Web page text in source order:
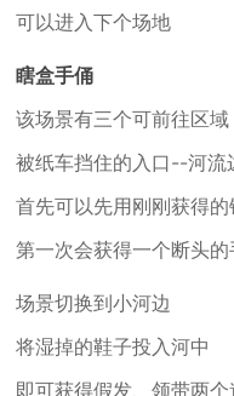
可以进入下个场地
瞎盒手俑
该场景有三个可前往区域
被纸车挡住的入口--河
首先可以先用刚刚获得
第一次会获得一个断头
场景切换到小河边
将湿掉的鞋子投入河中
即可获得假发、领带两个